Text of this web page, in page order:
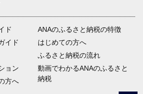
ド
イド
ョン
方へ
ANAのふるさと納税の特徴
はじめての方へ
ふるさと納税の流れ
動画でわかるANAのふるさと
納税